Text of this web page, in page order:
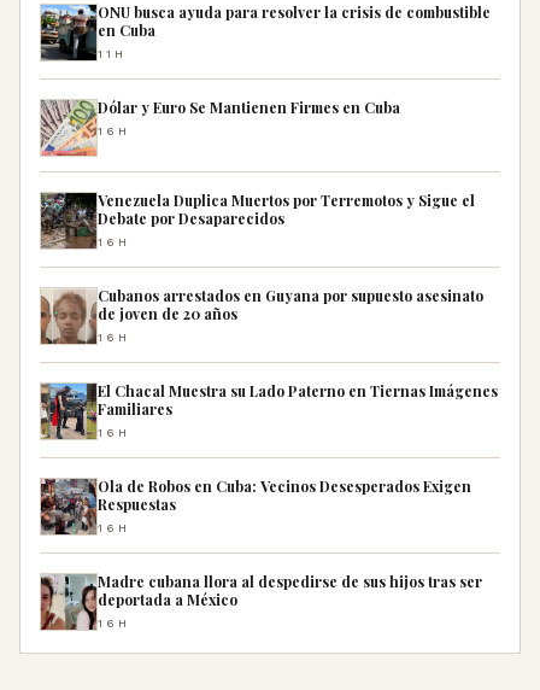
ONU busca ayuda para resolver la crisis de combustible
en Cuba
11H
Dólar y Euro Se Mantienen Firmes en Cuba
16H
Venezuela Duplica Muertos por Terremotos y Sigue el
Debate por Desaparecidos
16H
Cubanos arrestados en Guyana por supuesto asesinato
de joven de 20 años
16H
El Chacal Muestra su Lado Paterno en Tiernas Imágenes
Familiares
16H
Ola de Robos en Cuba: Vecinos Desesperados Exigen
Respuestas
16H
Madre cubana llora al despedirse de sus hijos tras ser
deportada a México
16H